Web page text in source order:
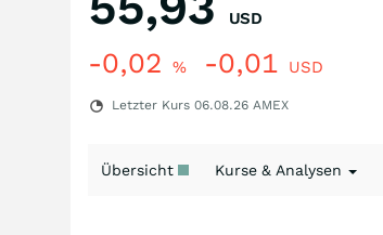
USD
-0,02 % -0,01 USD
Letzter Kurs 06.08.26 AMEX
Übersicht Kurse & Analysen